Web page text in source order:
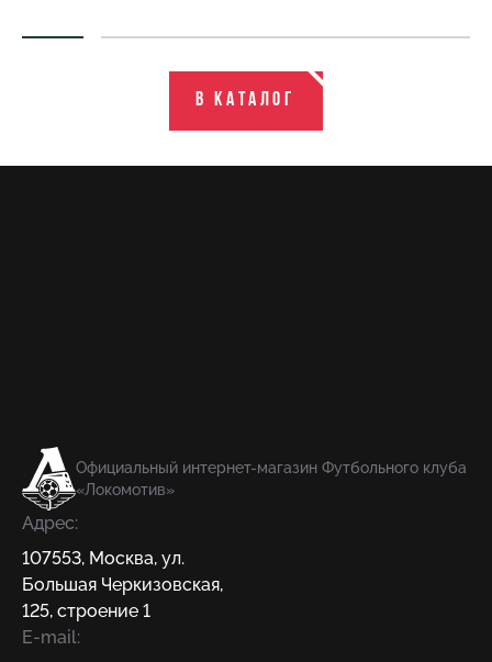
В каталог
Официальный интернет-магазин Футбольного клуба
«Локомотив»
Адрес:
107553, Москва, ул.
Большая Черкизовская,
125, строение 1
E-mail: